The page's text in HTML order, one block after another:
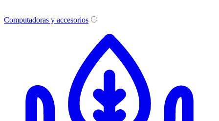
Computadoras y accesorios